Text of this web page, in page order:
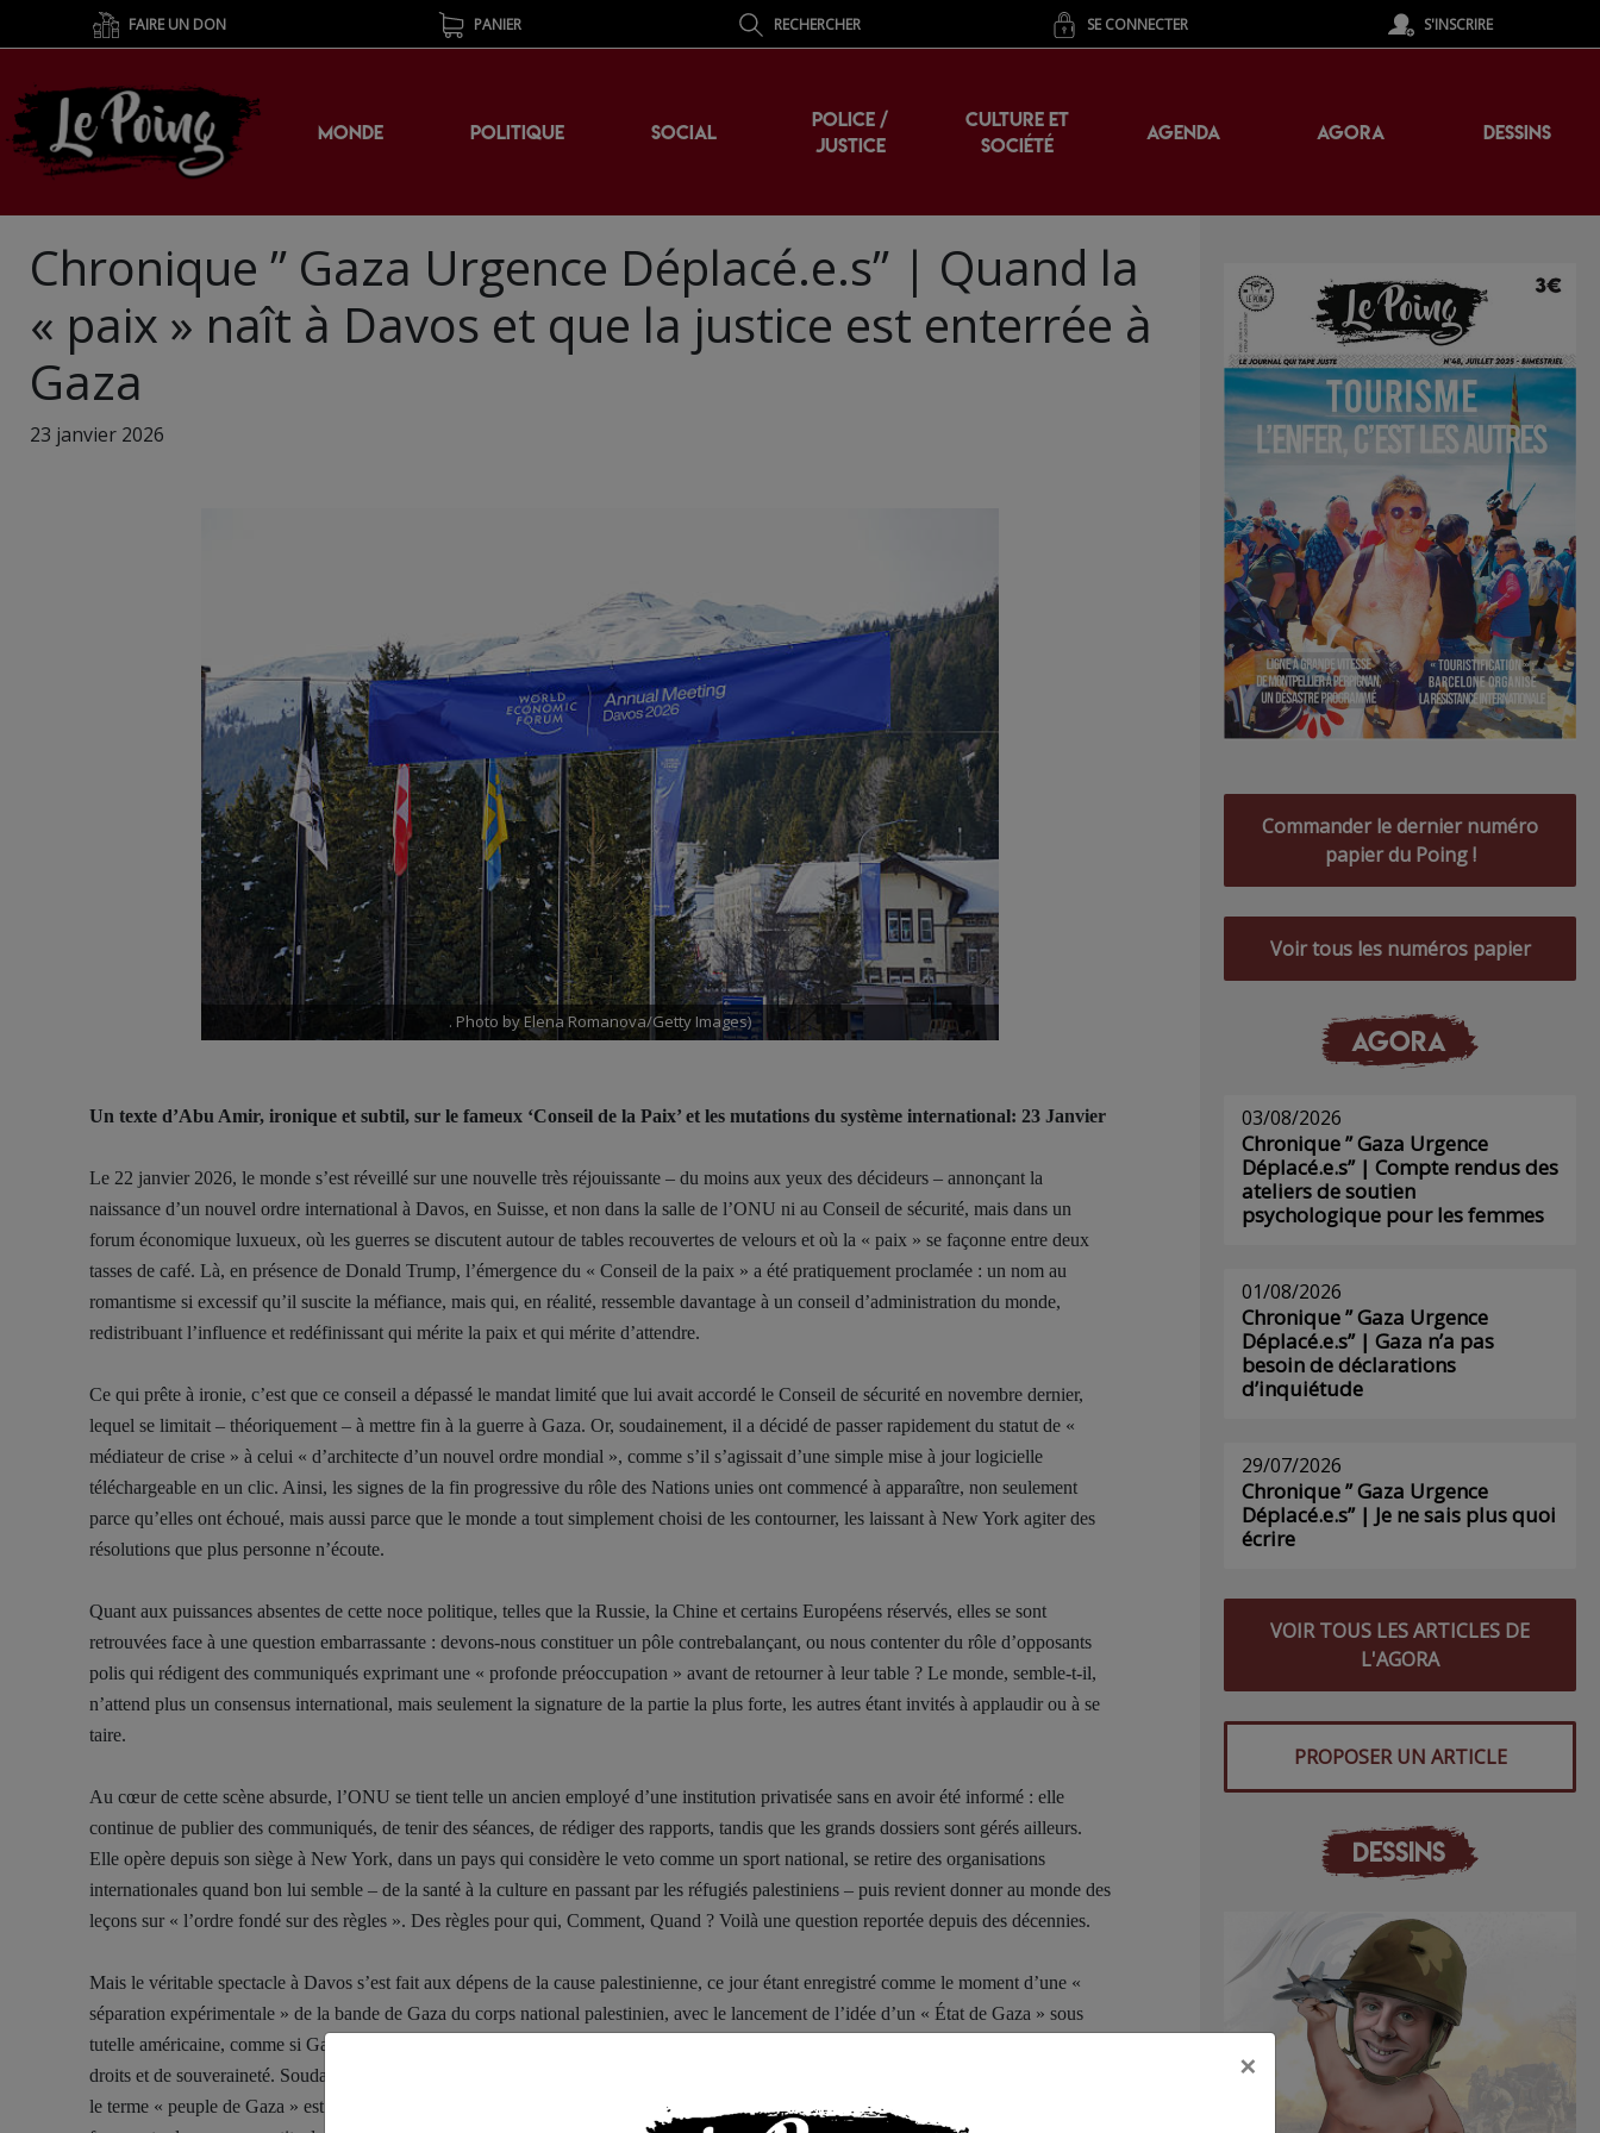
FAIRE UN DON PANIER RECHERCHER SE CONNECTER S'INSCRIRE
MONDE POLITIQUE SOCIAL
POLICE /
JUSTICE
CULTURE ET
SOCIÉTÉ
AGENDA AGORA DESSINS
Chronique ” Gaza Urgence Déplacé.e.s” | Quand la
« paix » naît à Davos et que la justice est enterrée à
Gaza
23 janvier 2026
. Photo by Elena Romanova/Getty Images)
Un texte d’Abu Amir, ironique et subtil, sur le fameux ‘Conseil de la Paix’ et les mutations du système international: 23 Janvier
Le 22 janvier 2026, le monde s’est réveillé sur une nouvelle très réjouissante – du moins aux yeux des décideurs – annonçant la
naissance d’un nouvel ordre international à Davos, en Suisse, et non dans la salle de l’ONU ni au Conseil de sécurité, mais dans un
forum économique luxueux, où les guerres se discutent autour de tables recouvertes de velours et où la « paix » se façonne entre deux
tasses de café. Là, en présence de Donald Trump, l’émergence du « Conseil de la paix » a été pratiquement proclamée : un nom au
romantisme si excessif qu’il suscite la méfiance, mais qui, en réalité, ressemble davantage à un conseil d’administration du monde,
redistribuant l’influence et redéfinissant qui mérite la paix et qui mérite d’attendre.
Ce qui prête à ironie, c’est que ce conseil a dépassé le mandat limité que lui avait accordé le Conseil de sécurité en novembre dernier,
lequel se limitait – théoriquement – à mettre fin à la guerre à Gaza. Or, soudainement, il a décidé de passer rapidement du statut de «
médiateur de crise » à celui « d’architecte d’un nouvel ordre mondial », comme s’il s’agissait d’une simple mise à jour logicielle
téléchargeable en un clic. Ainsi, les signes de la fin progressive du rôle des Nations unies ont commencé à apparaître, non seulement
parce qu’elles ont échoué, mais aussi parce que le monde a tout simplement choisi de les contourner, les laissant à New York agiter des
résolutions que plus personne n’écoute.
Quant aux puissances absentes de cette noce politique, telles que la Russie, la Chine et certains Européens réservés, elles se sont
retrouvées face à une question embarrassante : devons-nous constituer un pôle contrebalançant, ou nous contenter du rôle d’opposants
polis qui rédigent des communiqués exprimant une « profonde préoccupation » avant de retourner à leur table ? Le monde, semble-t-il,
n’attend plus un consensus international, mais seulement la signature de la partie la plus forte, les autres étant invités à applaudir ou à se
taire.
Au cœur de cette scène absurde, l’ONU se tient telle un ancien employé d’une institution privatisée sans en avoir été informé : elle
continue de publier des communiqués, de tenir des séances, de rédiger des rapports, tandis que les grands dossiers sont gérés ailleurs.
Elle opère depuis son siège à New York, dans un pays qui considère le veto comme un sport national, se retire des organisations
internationales quand bon lui semble – de la santé à la culture en passant par les réfugiés palestiniens – puis revient donner au monde des
leçons sur « l’ordre fondé sur des règles ». Des règles pour qui, Comment, Quand ? Voilà une question reportée depuis des décennies.
Mais le véritable spectacle à Davos s’est fait aux dépens de la cause palestinienne, ce jour étant enregistré comme le moment d’une «
séparation expérimentale » de la bande de Gaza du corps national palestinien, avec le lancement de l’idée d’un « État de Gaza » sous
tutelle américaine, comme si Gaza était une start-up nécessitant un parrain international, et non une terre ayant besoin de libération, de
droits et de souveraineté. Soudain, la Palestine a disparu du vocabulaire officiel ; la Cisjordanie et Jérusalem ont été effacées, tandis que
le terme « peuple de Gaza » est apparu comme une entité distincte de l’histoire et de la géographie, dans une tentative élégante de
Commander le dernier numéro
papier du Poing !
Voir tous les numéros papier
AGORA
03/08/2026
Chronique ” Gaza Urgence
Déplacé.e.s” | Compte rendus des
ateliers de soutien
psychologique pour les femmes
01/08/2026
Chronique ” Gaza Urgence
Déplacé.e.s” | Gaza n’a pas
besoin de déclarations
d’inquiétude
29/07/2026
Chronique ” Gaza Urgence
Déplacé.e.s” | Je ne sais plus quoi
écrire
VOIR TOUS LES ARTICLES DE
L'AGORA
PROPOSER UN ARTICLE
DESSINS
×